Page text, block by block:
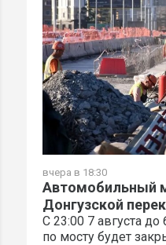
вчера в 18:30
Автомобильный
Донгузской
С 23:00 7 августа до
по мосту будет